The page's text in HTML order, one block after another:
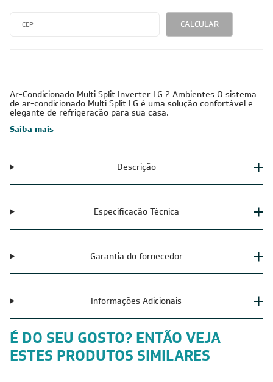
CALCULAR
Ar-Condicionado Multi Split Inverter LG 2 Ambientes O sistema
de ar-condicionado Multi Split LG é uma solução confortável e
elegante de refrigeração para sua casa.
Saiba mais
Descrição
Especificação Técnica
Garantia do fornecedor
Informações Adicionais
É DO SEU GOSTO? ENTÃO VEJA
ESTES PRODUTOS SIMILARES